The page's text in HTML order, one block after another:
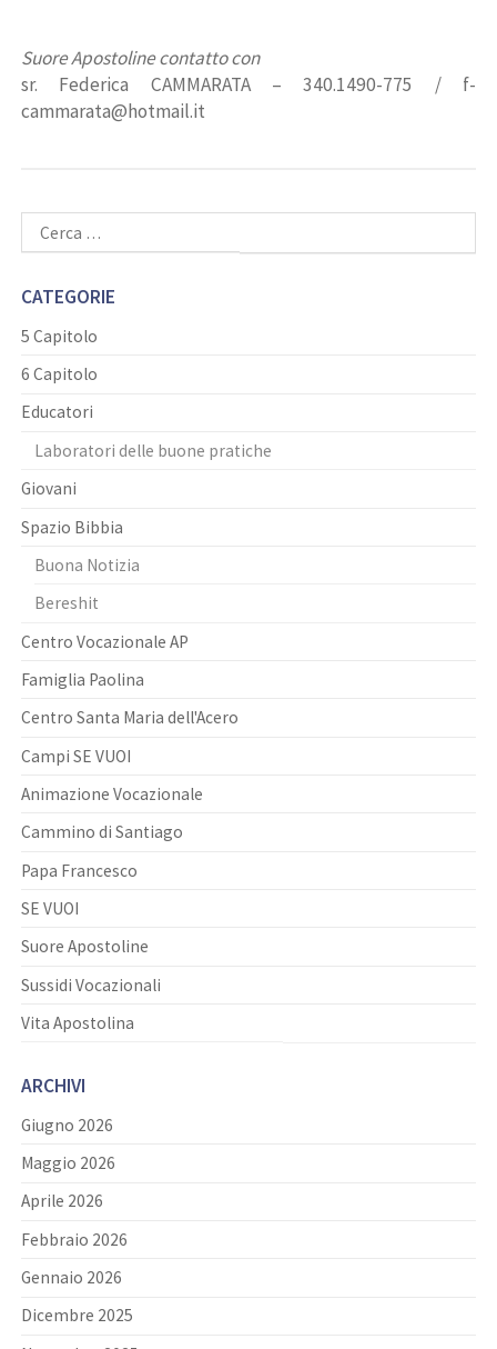
Suore Apostoline contatto con
sr. Federica CAMMARATA – 340.1490-775 / f-
cammarata@hotmail.it
Ricerca
per:
CATEGORIE
5 Capitolo
6 Capitolo
Educatori
Laboratori delle buone pratiche
Giovani
Spazio Bibbia
Buona Notizia
Bereshit
Centro Vocazionale AP
Famiglia Paolina
Centro Santa Maria dell'Acero
Campi SE VUOI
Animazione Vocazionale
Cammino di Santiago
Papa Francesco
SE VUOI
Suore Apostoline
Sussidi Vocazionali
Vita Apostolina
ARCHIVI
Giugno 2026
Maggio 2026
Aprile 2026
Febbraio 2026
Gennaio 2026
Dicembre 2025